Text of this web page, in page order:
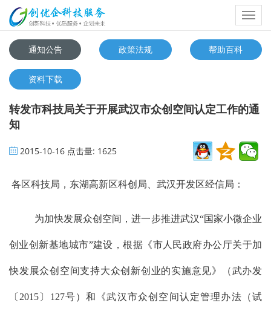
通知公告
政策法规 帮助百科
资料下载
转发市科技局关于开展武汉市众创空间认定工作的通
知
2015-10-16 点击量: 1625
各区科技局，东湖高新区科创局、武汉开发区经信局：
为加快发展众创空间，进一步推进武汉“国家小微企业
创业创新基地城市”建设，根据《市人民政府办公厅关于加
快发展众创空间支持大众创新创业的实施意见》（武办发
〔2015〕127号）和《武汉市众创空间认定管理办法（试